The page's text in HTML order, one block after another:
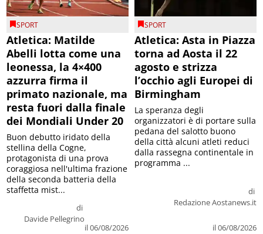
SPORT
Atletica: Matilde
Abelli lotta come una
leonessa, la 4×400
azzurra firma il
primato nazionale, ma
resta fuori dalla finale
dei Mondiali Under 20
di
Davide Pellegrino
il 06/08/2026
Buon debutto iridato della
stellina della Cogne,
protagonista di una prova
coraggiosa nell'ultima frazione
della seconda batteria della
staffetta mist...
SPORT
Atletica: Asta in Piazza
torna ad Aosta il 22
agosto e strizza
l’occhio agli Europei di
Birmingham
di
Redazione Aostanews.it
il 06/08/2026
La speranza degli
organizzatori è di portare sulla
pedana del salotto buono
della città alcuni atleti reduci
dalla rassegna continentale in
programma ...